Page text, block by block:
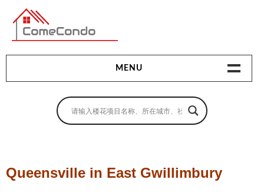
多伦多最新最全的楼花搜索引擎
MENU
地产相关
卖房指南
Queensville in East Gwillimbury